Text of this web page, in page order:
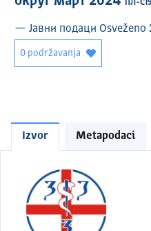
ПЛ-
— Јавни подаци Osveženo
0 podržavanja
Izvor Metapodaci